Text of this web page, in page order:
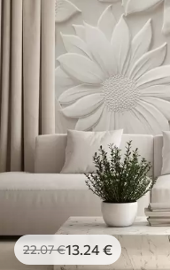
22.07€13 .24€